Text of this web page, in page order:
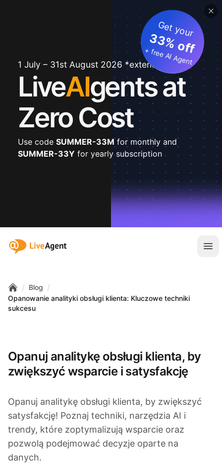
1 July – 31st August 2026 *extended
LiveAIgents at
Zero Cost
Get your
33% off
+ free AI Agent
Use code SUMMER-33Mfor monthly and
SUMMER-33Y for yearly subscription
:site.title
Home
/ Blog /
Opanowanie analityki obsługi klienta: Kluczowe techniki
sukcesu
Opanuj analitykę obsługi klienta, by
zwiększyć wsparcie i satysfakcję
Opanuj analitykę obsługi klienta, by zwiększyć
satysfakcję! Poznaj techniki, narzędzia AI i
trendy, które zoptymalizują wsparcie oraz
pozwolą podejmować decyzje oparte na
danych.